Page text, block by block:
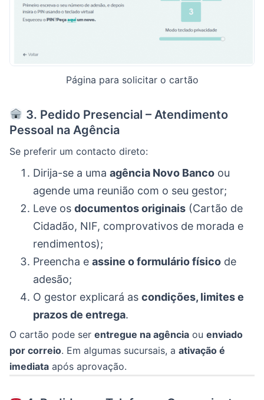
Página para solicitar o cartão
3. Pedido Presencial – Atendimento
Pessoal na Agência
Se preferir um contacto direto:
Dirija-se a uma agência Novo Banco ou
agende uma reunião com o seu gestor;
Leve os documentos originais (Cartão de
Cidadão, NIF, comprovativos de morada e
rendimentos);
Preencha e assine o formulário físico de
adesão;
O gestor explicará as condições, limites e
prazos de entrega.
O cartão pode ser entregue na agência ou enviado
por correio. Em algumas sucursais, a ativação é
imediata após aprovação.